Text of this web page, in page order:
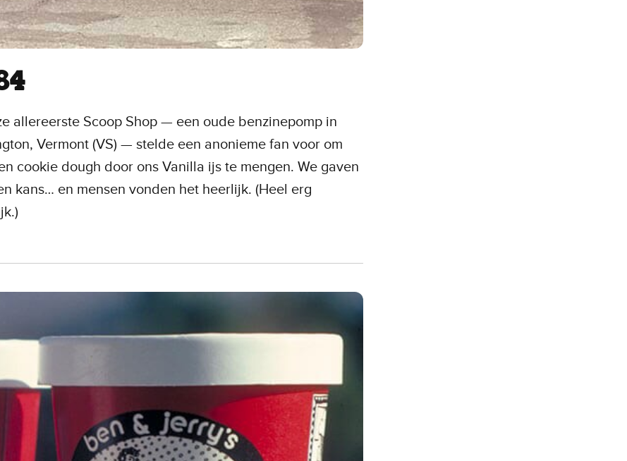
allereerste Scoop Shop — een oude benzinepomp in
Vermont (VS) — stelde een anonieme fan voor om
cookie dough door ons Vanilla ijs te mengen. We gaven
kans… en mensen vonden het heerlijk. (Heel erg